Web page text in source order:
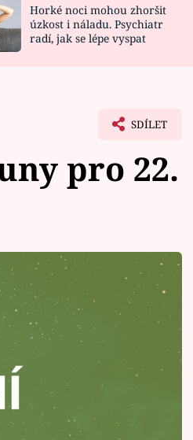
Horké noci mohou zhoršit
úzkost i náladu. Psychiatr
radí, jak se lépe vyspat
SDÍLET
pro 22.